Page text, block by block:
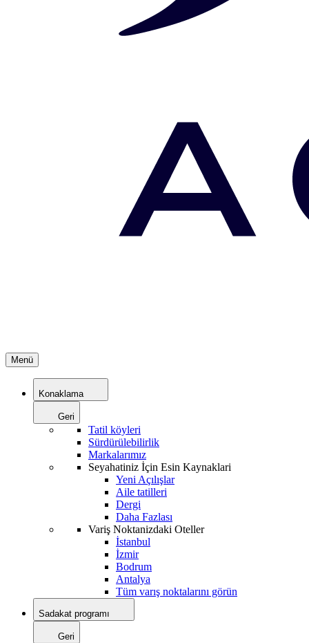
Menü
Konaklama
Geri
Tatil köyleri
Sürdürülebilirlik
Markalarımız
Seyahatiniz İçin Esin Kaynaklari
Yeni Açılışlar
Aile tatilleri
Dergi
Daha Fazlası
Variş Noktanizdaki Oteller
İstanbul
İzmir
Bodrum
Antalya
Tüm varış noktalarını görün
Sadakat programı
Geri